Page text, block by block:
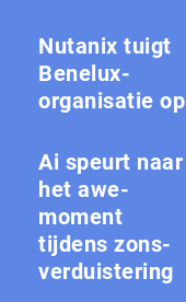
Nutanix tuigt
Benelux-
organisatie op
Ai speurt naar
het awe-
moment
tijdens zons­
ver­duis­te­ring